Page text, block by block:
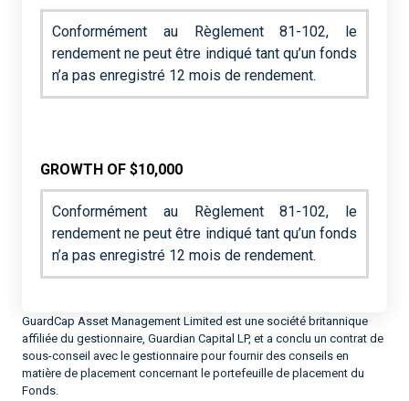
Conformément au Règlement 81-102, le
rendement ne peut être indiqué tant qu’un fonds
n’a pas enregistré 12 mois de rendement.
GROWTH OF $10,000
Conformément au Règlement 81-102, le
rendement ne peut être indiqué tant qu’un fonds
n’a pas enregistré 12 mois de rendement.
GuardCap Asset Management Limited est une société britannique
affiliée du gestionnaire, Guardian Capital LP, et a conclu un contrat de
sous-conseil avec le gestionnaire pour fournir des conseils en
matière de placement concernant le portefeuille de placement du
Fonds.